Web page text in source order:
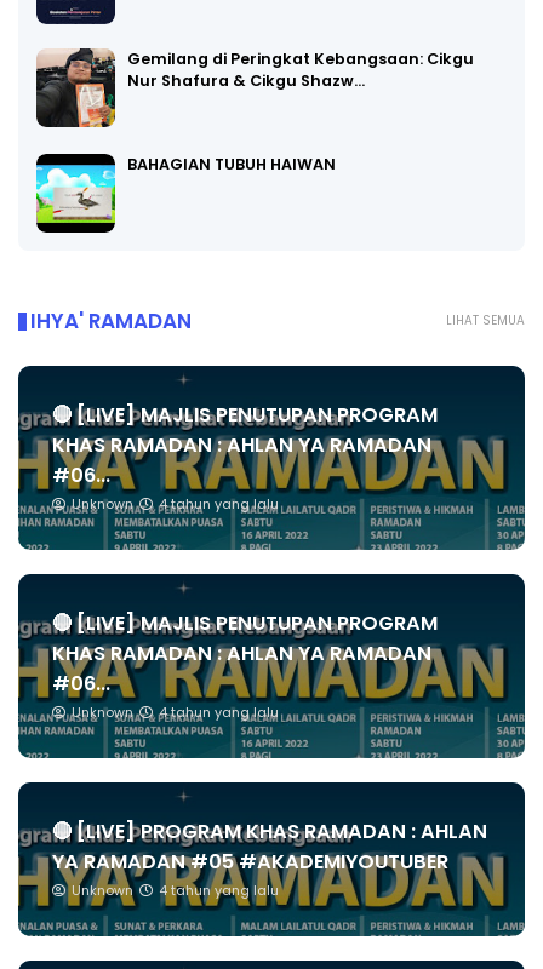
Gemilang di Peringkat Kebangsaan: Cikgu
Nur Shafura & Cikgu Shazw…
BAHAGIAN TUBUH HAIWAN
LIHAT SEMUA
IHYA' RAMADAN
🔴 [LIVE] MAJLIS PENUTUPAN PROGRAM
KHAS RAMADAN : AHLAN YA RAMADAN
#06...
Unknown 4 tahun yang lalu
🔴 [LIVE] MAJLIS PENUTUPAN PROGRAM
KHAS RAMADAN : AHLAN YA RAMADAN
#06...
Unknown 4 tahun yang lalu
🔴 [LIVE] PROGRAM KHAS RAMADAN : AHLAN
YA RAMADAN #05 #AKADEMIYOUTUBER
Unknown 4 tahun yang lalu